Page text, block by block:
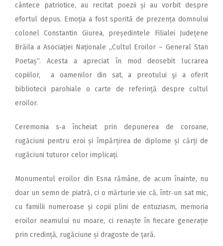
cântece patriotice, au recitat poezii și au vorbit despre
efortul depus. Emoția a fost sporită de prezența domnului
colonel Constantin Giurea, președintele Filialei Județene
Brăila a Asociației Naționale „Cultul Eroilor – General Stan
Poetaș“. Acesta a apreciat în mod deosebit lucrarea
copiilor, a oamenilor din sat, a preotului şi a oferit
bibliotecii parohiale o carte de referință despre cultul
eroilor.
Ceremonia s‑a încheiat prin depunerea de coroane,
rugăciuni pentru eroi și împărțirea de diplome și cărți de
rugăciuni tuturor celor implicați.
Monumentul eroilor din Esna rămâne, de acum înainte, nu
doar un semn de piatră, ci o mărturie vie că, într‑un sat mic,
cu familii numeroase și copii plini de entuziasm, memoria
eroilor neamului nu moare, ci renaște în fiecare generație
prin credință, rugăciune și dragoste de țară.